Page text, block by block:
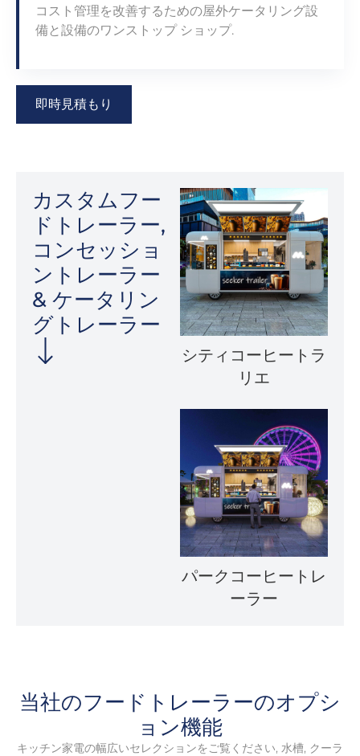
コスト管理を改善するための屋外ケータリング設
備と設備のワンストップ ショップ.
即時見積もり
カスタムフー
ドトレーラー,
コンセッショ
ントレーラー
& ケータリン
グト​​レーラー
シティコーヒートラ
リエ
パークコーヒートレ
ーラー
当社のフードトレーラーのオプシ
ョン機能
キッチン家電の幅広いセレクションをご覧ください, 水槽, クーラ